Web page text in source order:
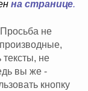
на странице.
не
тексты, не
вы же -
кнопку